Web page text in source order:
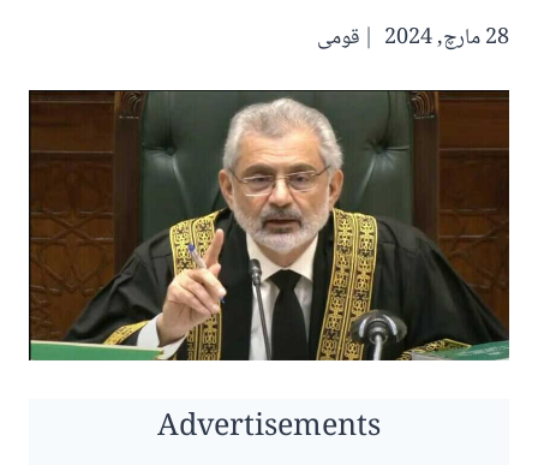
28 مارچ, 2024 قومی
Advertisements